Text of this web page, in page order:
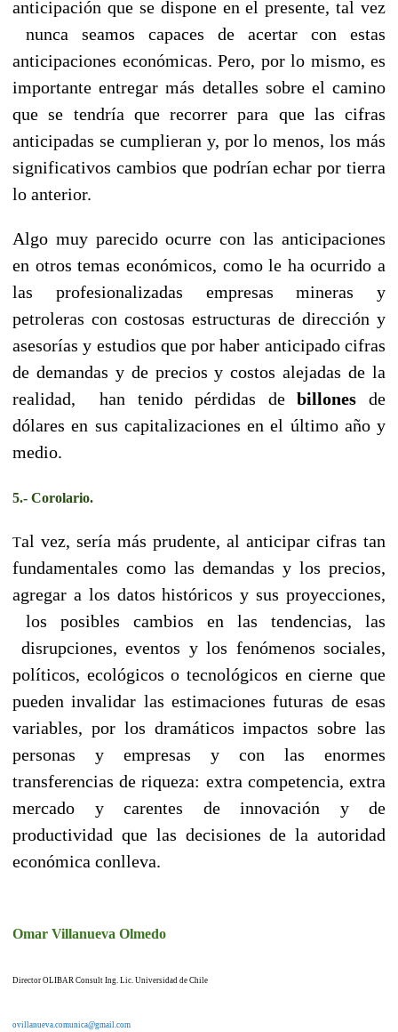
anticipación que se dispone en el presente, tal vez
nunca seamos capaces de acertar con estas
anticipaciones económicas. Pero, por lo mismo, es
importante entregar más detalles sobre el camino
que se tendría que recorrer para que las cifras
anticipadas se cumplieran y, por lo menos, los más
significativos cambios que podrían echar por tierra
lo anterior.
Algo muy parecido ocurre con las anticipaciones
en otros temas económicos, como le ha ocurrido a
las profesionalizadas empresas mineras y
petroleras con costosas estructuras de dirección y
asesorías y estudios que por haber anticipado cifras
de demandas y de precios y costos alejadas de la
realidad, han tenido pérdidas debillones de
dólares en sus capitalizaciones en el último año y
medio.
5.- Corolario.
Tal vez, sería más prudente, al anticipar cifras tan
fundamentales como las demandas y los precios,
agregar a los datos históricos y sus proyecciones,
los posibles cambios en las tendencias, las
disrupciones, eventos y los fenómenos sociales,
políticos, ecológicos o tecnológicos en cierne que
pueden invalidar las estimaciones futuras de esas
variables, por los dramáticos impactos sobre las
personas y empresas y con las enormes
transferencias de riqueza: extra competencia, extra
mercado y carentes de innovación y de
productividad que las decisiones de la autoridad
económica conlleva.
Omar Villanueva Olmedo
Director OLIBAR Consult Ing. Lic. Universidad de Chile
ovillanueva.comunica@gmail.com